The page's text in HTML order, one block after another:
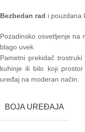
Bezbedan rad i pouzdana
Pozadinsko osvetljenje na
blago uvek
Pametni prekidač
kuhinje ili bilo koji
uređaj na moderan način.
BOJA UREĐAJA